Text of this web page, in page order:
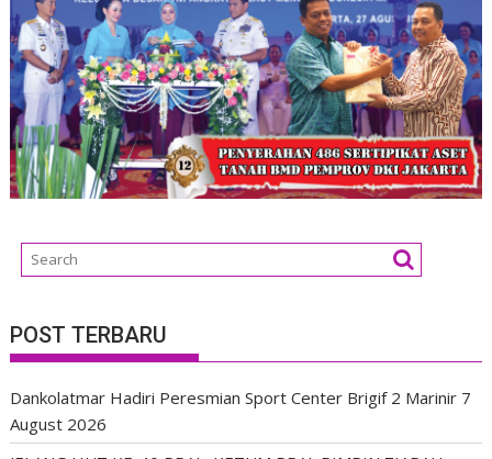
POST TERBARU
Dankolatmar Hadiri Peresmian Sport Center Brigif 2 Marinir 7
August 2026